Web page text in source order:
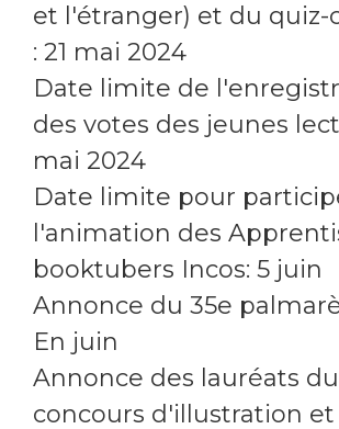
et l'étranger) et du quiz-
: 21 mai 2024
Date limite de
des votes des jeunes
mai 2024
Date limite pour
l'animation des
booktubers Incos: 5 juin
Annonce du 35e
En juin
Annonce des lauréats du
concours d'illustration